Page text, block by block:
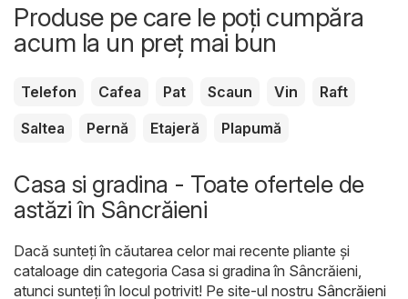
Produse pe care le poți cumpăra
acum la un preț mai bun
Telefon Cafea Pat Scaun Vin
Raft
Saltea
Pernă Etajeră Plapumă
Casa si gradina - Toate ofertele de
astăzi în Sâncrăieni
Dacă sunteți în căutarea celor mai recente pliante și
cataloage din categoria Casa si gradina în Sâncrăieni,
atunci sunteți în locul potrivit! Pe site-ul nostru Sâncrăieni